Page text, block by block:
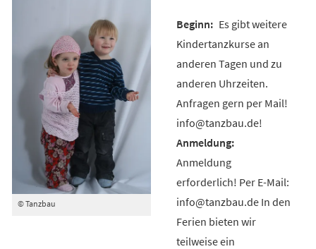
© Tanzbau
Es gibt weitere
Kindertanzkurse an
anderen Tagen und zu
anderen Uhrzeiten.
Anfragen gern per Mail!
info@tanzbau.de!
Anmeldung
erforderlich! Per E-Mail:
info@tanzbau.de In den
Ferien bieten wir
teilweise ein